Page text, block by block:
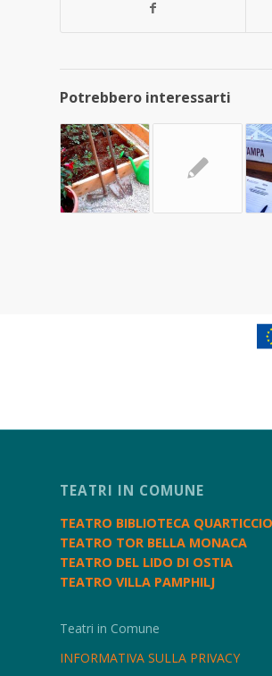
Potrebbero interessarti
TEATRI IN COMUNE
TEATRO BIBLIOTECA
TEATRO TOR BELLA MONACA
TEATRO DEL LIDO DI OSTIA
TEATRO VILLA PAMPHILJ
Teatri in Comune
INFORMATIVA SULLA PRIVACY